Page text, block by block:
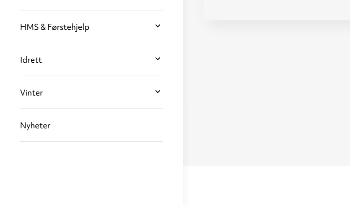
HMS & Førstehjelp
Idrett
Vinter
Nyheter